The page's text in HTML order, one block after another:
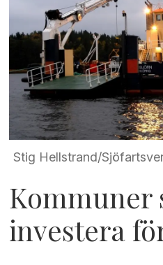
Stig Hellstrand/
Kommuner
investera